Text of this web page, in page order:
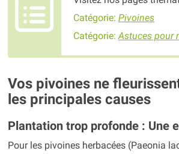
Catégorie: Pivoines
Catégorie:Astuces pour
Vos pivoines ne
les principales causes
Plantation trop profonde : Une
Pour les pivoines herbacées (Paeonia